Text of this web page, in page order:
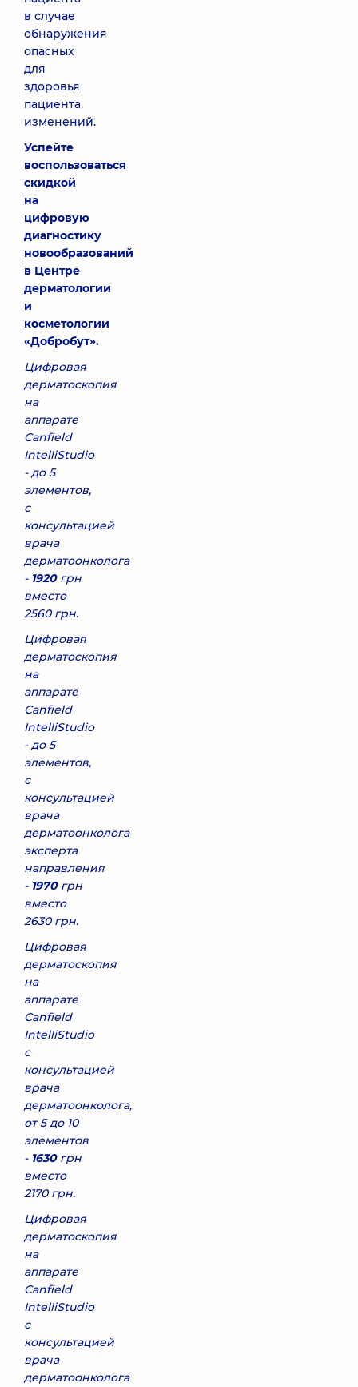
в случае
обнаружения
опасных
для
здоровья
пациента
изменений.
Успейте
воспользоваться
скидкой
на
цифровую
диагностику
новообразований
в Центре
дерматологии
и
косметологии
«Добробут».
Цифровая
дерматоскопия
на
аппарате
Canfield
IntelliStudio
- до 5
элементов,
с
консультацией
врача
дерматоонколога
- 1920 грн
вместо
2560 грн.
Цифровая
дерматоскопия
на
аппарате
Canfield
IntelliStudio
- до 5
элементов,
с
консультацией
врача
дерматоонколога
эксперта
направления
- 1970 грн
вместо
2630 грн.
Цифровая
дерматоскопия
на
аппарате
Canfield
IntelliStudio
с
консультацией
врача
дерматоонколога,
от 5 до 10
элементов
- 1630 грн
вместо
2170 грн.
Цифровая
дерматоскопия
на
аппарате
Canfield
IntelliStudio
с
консультацией
врача
дерматоонколога